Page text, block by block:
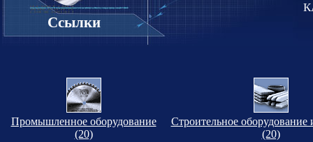
Ссылки
Промышленное оборудование
(20)
Строительное оборудование
(20)